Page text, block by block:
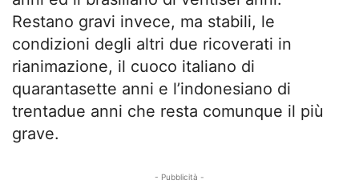
Restano gravi invece, ma stabili, le
condizioni degli altri due ricoverati in
rianimazione, il cuoco italiano di
quarantasette anni e l’indonesiano di
trentadue anni che resta comunque il più
grave.
- Pubblicità -